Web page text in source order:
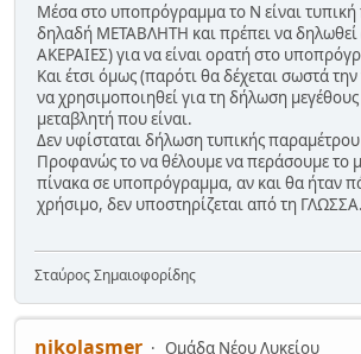
Μέσα στο υποπρόγραμμα το Ν είναι
δηλαδή ΜΕΤΑΒΛΗΤΗ και πρέπει να
ΑΚΕΡΑΙΕΣ) για να είναι ορατή στο
Και έτσι όμως (παρότι θα δέχεται σωστά
να χρησιμοποιηθεί για τη δήλωση
μεταβλητή που είναι.
Δεν υφίσταται δήλωση τυπικής
Προφανώς το να θέλουμε να περάσουμε το
πίνακα σε υποπρόγραμμα, αν και θα ήταν
χρήσιμο, δεν υποστηρίζεται από τη ΓΛΩΣΣΑ.
Σταύρος Σημαιοφορίδης
nikolasmer
Ομάδα Νέου Λυκείου